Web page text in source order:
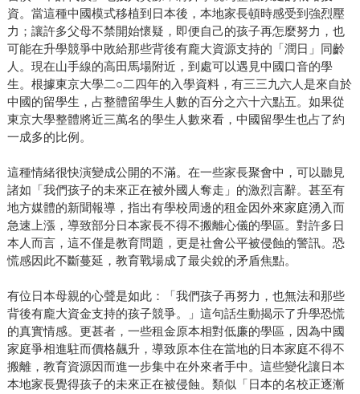
資。當這種中國模式移植到日本後，本地家長頓時感受到強烈壓
力；讓許多父母不禁開始懷疑，即便自己的孩子再怎麼努力，也
可能在升學競爭中敗給那些背後有龐大資源支持的「潤日」同齡
人。現在山手線的高田馬場附近，到處可以遇見中國口音的學
生。根據東京大學二○二四年的入學資料，有三三九六人是來自於
中國的留學生，占整體留學生人數的百分之六十六點五。如果從
東京大學整體將近三萬名的學生人數來看，中國留學生也占了約
一成多的比例。
這種情緒很快演變成公開的不滿。在一些家長聚會中，可以聽見
諸如「我們孩子的未來正在被外國人奪走」的激烈言辭。甚至有
地方媒體的新聞報導，指出有學校周邊的租金因外來家庭湧入而
急速上漲，導致部分日本家長不得不搬離心儀的學區。對許多日
本人而言，這不僅是教育問題，更是社會公平被侵蝕的警訊。恐
慌感因此不斷蔓延，教育戰場成了最尖銳的矛盾焦點。
有位日本母親的心聲是如此：「我們孩子再努力，也無法和那些
背後有龐大資金支持的孩子競爭。」這句話生動揭示了升學恐慌
的真實情感。更甚者，一些租金原本相對低廉的學區，因為中國
家庭爭相進駐而價格飆升，導致原本住在當地的日本家庭不得不
搬離，教育資源因而進一步集中在外來者手中。這些變化讓日本
本地家長覺得孩子的未來正在被侵蝕。類似「日本的名校正逐漸